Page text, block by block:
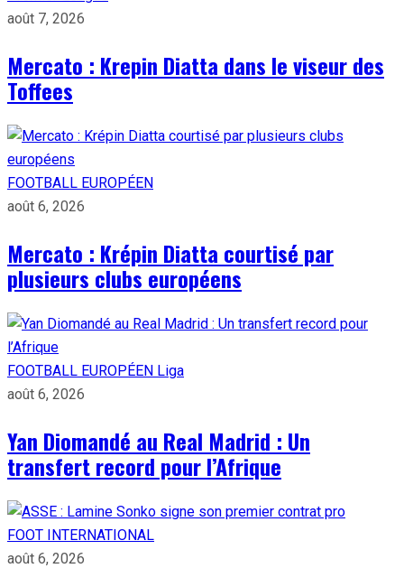
août 7, 2026
Mercato : Krepin Diatta dans le viseur des
Toffees
FOOTBALL EUROPÉEN
août 6, 2026
Mercato : Krépin Diatta courtisé par
plusieurs clubs européens
FOOTBALL EUROPÉEN Liga
août 6, 2026
Yan Diomandé au Real Madrid : Un
transfert record pour l’Afrique
FOOT INTERNATIONAL
août 6, 2026